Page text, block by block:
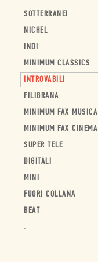
SOTTERRANEI
NICHEL
INDI
MINIMUM CLASSICS
INTROVABILI
FILIGRANA
MINIMUM FAX MUSICA
MINIMUM FAX CINEMA
SUPER TELE
DIGITALI
MINI
FUORI COLLANA
BEAT
.